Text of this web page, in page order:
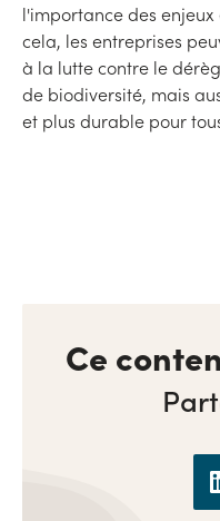
l'importance des
cela, les entreprises
à la lutte contre le
de biodiversité, mais
et plus durable pour
Ce